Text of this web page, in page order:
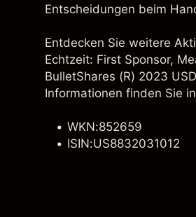
Entscheidungen beim
Entdecken Sie weitere
Echtzeit: First Sponsor,
BulletShares (R) 2023
Informationen finden Sie
WKN:852659
ISIN:US8832031012